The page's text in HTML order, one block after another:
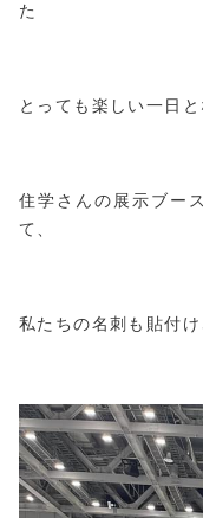
た
とっても楽しい一日
住学さんの展示ブー
て、
私たちの名刺も貼付